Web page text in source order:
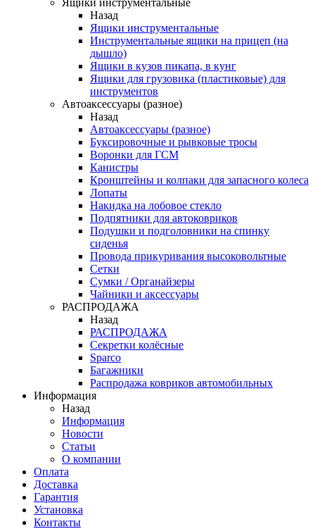
Ящики инструментальные
Назад
Ящики инструментальные
Инструментальные ящики на прицеп (на
дышло)
Ящики в кузов пикапа, в кунг
Ящики для грузовика (пластиковые) для
инструментов
Автоаксессуары (разное)
Назад
Автоаксессуары (разное)
Буксировочные и рывковые тросы
Воронки для ГСМ
Канистры
Кронштейны и колпаки для запасного колеса
Лопаты
Накидка на лобовое стекло
Подпятники для автоковриков
Подушки и подголовники на спинку
сиденья
Провода прикуривания высоковольтные
Сетки
Сумки / Органайзеры
Чайники и аксессуары
РАСПРОДАЖА
Назад
РАСПРОДАЖА
Секретки колёсные
Sparco
Багажники
Распродажа ковриков автомобильных
Информация
Назад
Информация
Новости
Статьи
О компании
Оплата
Доставка
Гарантия
Установка
Контакты